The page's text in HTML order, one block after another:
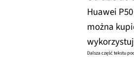
Huawei
można
Dalsza część tekstu